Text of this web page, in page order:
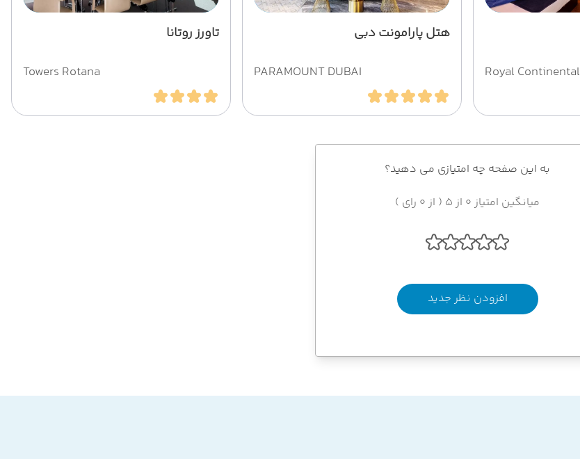
Royal Continental
هتل پارامونت دبی
PARAMOUNT DUBAI
تاورز روتانا
Towers Rotana
به این صفحه چه امتیازی می دهید؟
میانگین امتیاز 0 از 5 ( از 0 رای )
افزودن نظر جدید